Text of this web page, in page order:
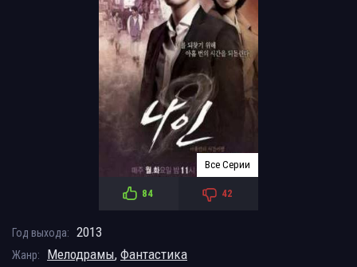
Все Серии
84 42
Год выхода: 2013
Жанр: Мелодрамы, Фантастика